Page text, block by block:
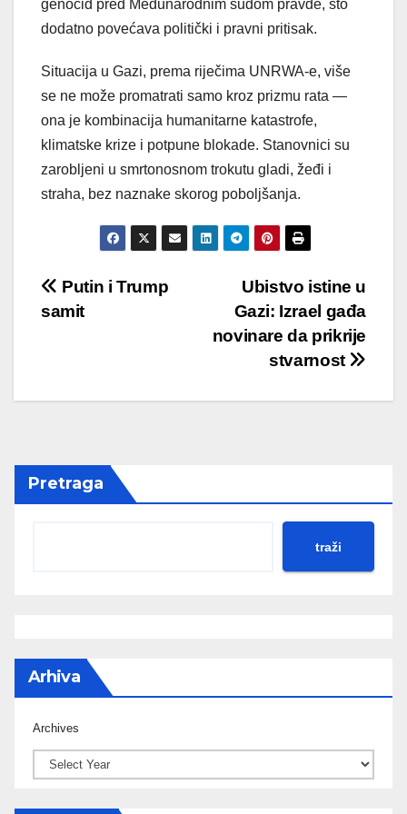
genocid pred Međunarodnim sudom pravde, što
dodatno povećava politički i pravni pritisak.
Situacija u Gazi, prema riječima UNRWA-e, više
se ne može promatrati samo kroz prizmu rata —
ona je kombinacija humanitarne katastrofe,
klimatske krize i potpune blokade. Stanovnici su
zarobljeni u smrtonosnom trokutu gladi, žeđi i
straha, bez naznake skorog poboljšanja.
Post
Ubistvo istine u
Gazi: Izrael gađa
novinare da prikrije
stvarnost
Putin i Trump
samit
Pretraga
traži
Arhiva
Archives